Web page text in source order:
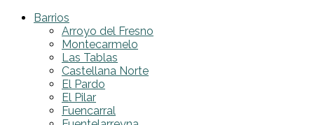
Barrios
Arroyo del Fresno
Montecarmelo
Las Tablas
Castellana Norte
El Pardo
El Pilar
Fuencarral